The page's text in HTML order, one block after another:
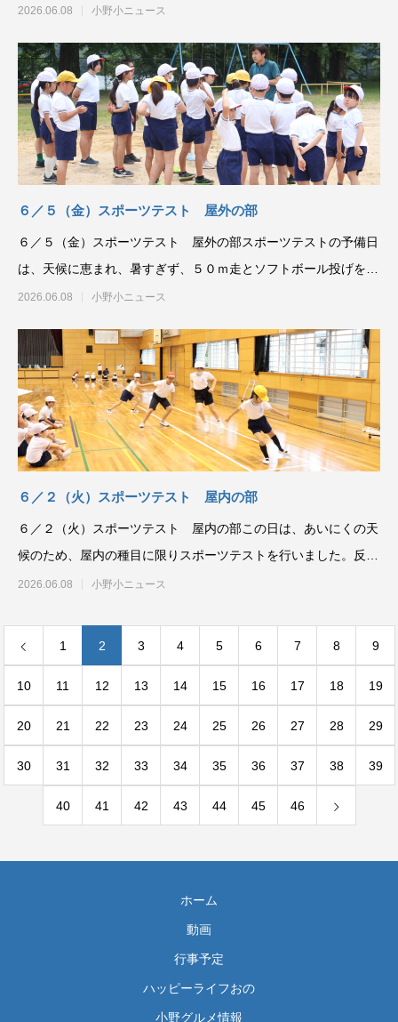
ってきます。子どもた
2026.06.08 小野小ニュース
６／５（金）スポーツテスト 屋外の部
６／５（金）スポーツテスト 屋外の部スポーツテストの予備日
は、天候に恵まれ、暑すぎず、５０ｍ走とソフトボール投げを実
施することができまし
2026.06.08 小野小ニュース
６／２（火）スポーツテスト 屋内の部
６／２（火）スポーツテスト 屋内の部この日は、あいにくの天
候のため、屋内の種目に限りスポーツテストを行いました。反復
横跳び、長座体前屈、
2026.06.08 小野小ニュース
1 2 3 4 5 6 7 8 9
10 11 12 13 14 15 16 17 18 19
20 21 22 23 24 25 26 27 28 29
30 31 32 33 34 35 36 37 38 39
40 41 42 43 44 45 46
ホーム
動画
行事予定
ハッピーライフおの
小野グルメ情報